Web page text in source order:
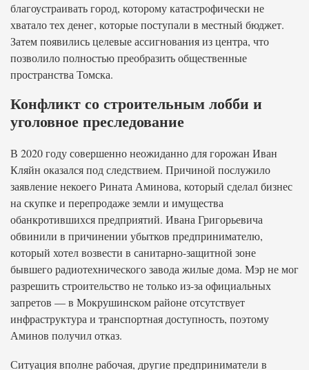
благоустраивать город, которому катастрофически не
хватало тех денег, которые поступали в местный бюджет.
Затем появились целевые ассигнования из центра, что
позволило полностью преобразить общественные
пространства Томска.
Конфликт со строительным лобби и
уголовное преследование
В 2020 году совершенно неожиданно для горожан Иван
Кляйн оказался под следствием. Причиной послужило
заявление некоего Рината Аминова, который сделал бизнес
на скупке и перепродаже земли и имущества
обанкротившихся предприятий. Ивана Григорьевича
обвинили в причинении убытков предпринимателю,
который хотел возвести в санитарно-защитной зоне
бывшего радиотехнического завода жилые дома. Мэр не мог
разрешить строительство не только из-за официальных
запретов — в Мокрушинском районе отсутствует
инфраструктура и транспортная доступность, поэтому
Аминов получил отказ.
Ситуация вполне рабочая, другие предприниматели в